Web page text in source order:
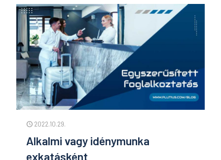
2022.10.29.
Alkalmi vagy idénymunka
exkatásként